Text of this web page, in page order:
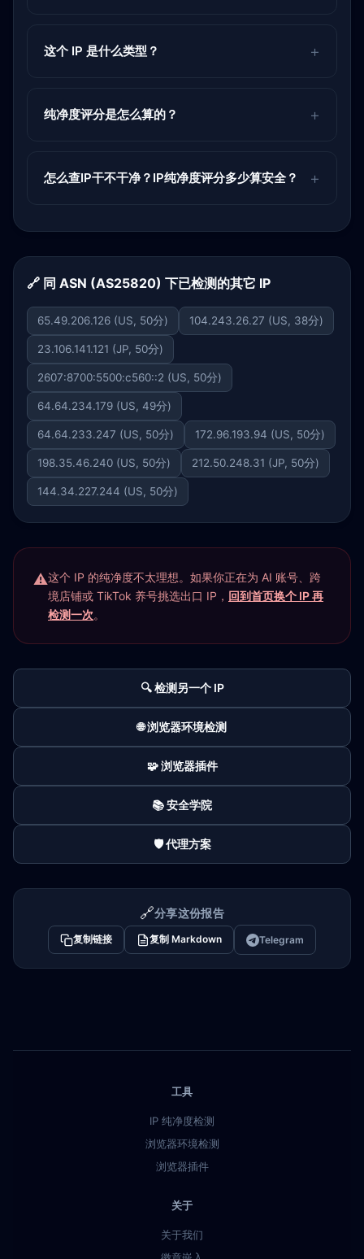
这个 IP 是什么类型？
纯净度评分是怎么算的？
怎么查IP干不干净？IP纯净度评分多少算安全？
🔗 同 ASN (AS25820) 下已检测的其它 IP
65.49.206.126 (US, 50分) 104.243.26.27 (US, 38分)
23.106.141.121 (JP, 50分)
2607:8700:5500:c560::2 (US, 50分)
64.64.234.179 (US, 49分)
64.64.233.247 (US, 50分) 172.96.193.94 (US, 50分)
198.35.46.240 (US, 50分) 212.50.248.31 (JP, 50分)
144.34.227.244 (US, 50分)
这个 IP 的纯净度不太理想。如果你正在为 AI 账号、跨
境店铺或 TikTok 养号挑选出口 IP， 回到首页换个 IP 再
检测一次。
🔍 检测另一个 IP
🌐 浏览器环境检测
🧩 浏览器插件
📚 安全学院
🛡️ 代理方案
🔗分享这份报告
复制链接 复制 Markdown Telegram
工具
IP 纯净度检测
浏览器环境检测
浏览器插件
关于
关于我们